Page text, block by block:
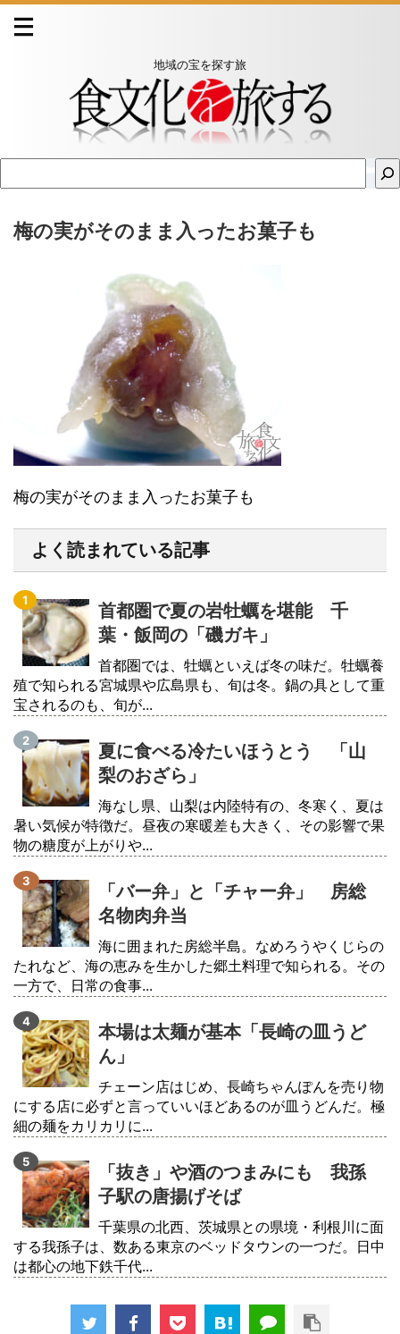
地域の宝を探す旅
梅の実がそのまま入ったお菓子も
梅の実がそのまま入ったお菓子も
よく読まれている記事
首都圏で夏の岩牡蠣を堪能 千
葉・飯岡の「磯ガキ」
首都圏では、牡蠣といえば冬の味だ。牡蠣養
殖で知られる宮城県や広島県も、旬は冬。鍋の具として重
宝されるのも、旬が...
夏に食べる冷たいほうとう 「山
梨のおざら」
海なし県、山梨は内陸特有の、冬寒く、夏は
暑い気候が特徴だ。昼夜の寒暖差も大きく、その影響で果
物の糖度が上がりや...
「バー弁」と「チャー弁」 房総
名物肉弁当
海に囲まれた房総半島。なめろうやくじらの
たれなど、海の恵みを生かした郷土料理で知られる。その
一方で、日常の食事...
本場は太麺が基本「長崎の皿うど
ん」
チェーン店はじめ、長崎ちゃんぽんを売り物
にする店に必ずと言っていいほどあるのが皿うどんだ。極
細の麺をカリカリに...
「抜き」や酒のつまみにも 我孫
子駅の唐揚げそば
千葉県の北西、茨城県との県境・利根川に面
する我孫子は、数ある東京のベッドタウンの一つだ。日中
は都心の地下鉄千代...